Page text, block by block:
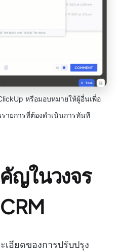
หรือมอบหมายให้ผู้อื่นเพื่อ
ายการที่ต้องดำเนินการทันที
ญในวงจร
เอียดของการปรับปรุง